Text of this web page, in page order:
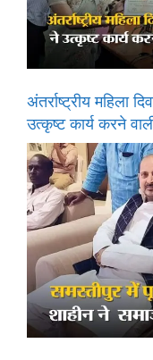
अंतर्राष्ट्रीय महिला
उत्कृष्ट कार्य करने